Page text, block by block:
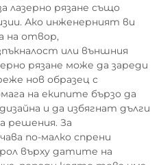
лазерно рязане също
Ако инженерният ви
на отвор,
или външния
рязане може да зареди
нов образец с
на екипите бързо да
и да избягнат дълги
решения. За
по-малко спрени
върху датите на